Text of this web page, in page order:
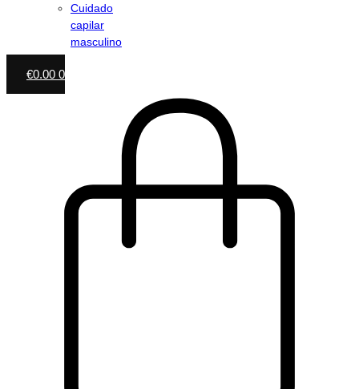
Cuidado
capilar
masculino
€0.00 0